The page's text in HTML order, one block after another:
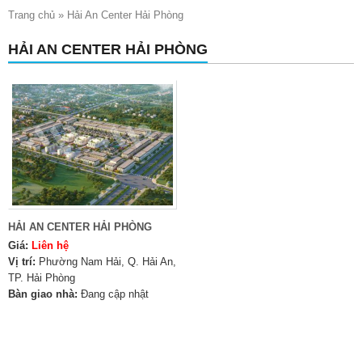
Trang chủ » Hải An Center Hải Phòng
HẢI AN CENTER HẢI PHÒNG
HẢI AN CENTER HẢI PHÒNG
Giá: Liên hệ
Vị trí: Phường Nam Hải, Q. Hải An,
TP. Hải Phòng
Bàn giao nhà: Đang cập nhật